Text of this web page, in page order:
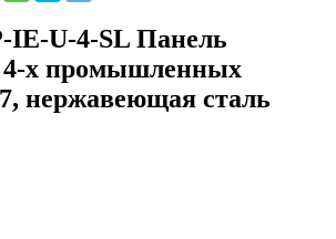
IE-U-4-SL Панель
4-х промышленных
нержавеющая сталь